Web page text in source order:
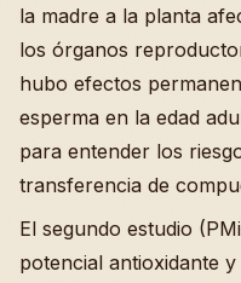
la madre a la planta
los órganos
hubo efectos
esperma en la edad
para entender los
transferencia de
El segundo estudio
potencial antioxidante